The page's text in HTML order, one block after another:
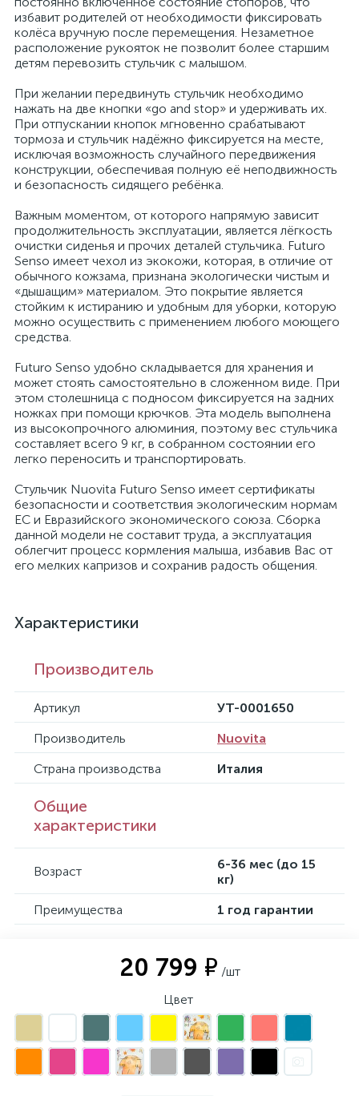
избавит родителей от необходимости фиксировать
колёса вручную после перемещения. Незаметное
расположение рукояток не позволит более старшим
детям перевозить стульчик с малышом.
При желании передвинуть стульчик необходимо
нажать на две кнопки «go and stop» и удерживать их.
При отпускании кнопок мгновенно срабатывают
тормоза и стульчик надёжно фиксируется на месте,
исключая возможность случайного передвижения
конструкции, обеспечивая полную её неподвижность
и безопасность сидящего ребёнка.
Важным моментом, от которого напрямую зависит
продолжительность эксплуатации, является лёгкость
очистки сиденья и прочих деталей стульчика. Futuro
Senso имеет чехол из экокожи, которая, в отличие от
обычного кожзама, признана экологически чистым и
«дышащим» материалом. Это покрытие является
стойким к истиранию и удобным для уборки, которую
можно осуществить с применением любого моющего
средства.
Futuro Senso удобно складывается для хранения и
может стоять самостоятельно в сложенном виде. При
этом столешница с подносом фиксируется на задних
ножках при помощи крючков. Эта модель выполнена
из высокопрочного алюминия, поэтому вес стульчика
составляет всего 9 кг, в собранном состоянии его
легко переносить и транспортировать.
Стульчик Nuovita Futuro Senso имеет сертификаты
безопасности и соответствия экологическим нормам
ЕС и Евразийского экономического союза. Сборка
данной модели не составит труда, а эксплуатация
облегчит процесс кормления малыша, избавив Вас от
его мелких капризов и сохранив радость общения.
Характеристики
Производитель
Артикул
УТ-0001650
Производитель
Nuovita
Страна производства
Италия
Общие
характеристики
Возраст
6-36 мес (до 15
кг)
Преимущества
1 год гарантии
20 799 ₽ /шт
Цвет